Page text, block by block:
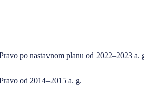
po nastavnom planu od 2022–2023 a.
od 2014–2015 a. g.